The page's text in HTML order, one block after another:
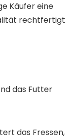
Käufer eine
rechtfertigt
das Futter
das Fressen,